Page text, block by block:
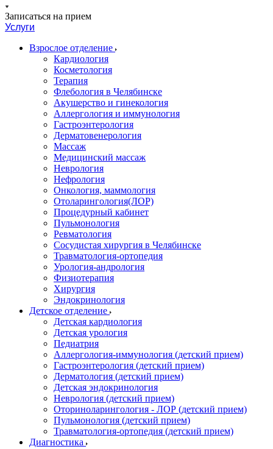
Записаться на прием
Услуги
Взрослое отделение
Кардиология
Косметология
Терапия
Флебология в Челябинске
Акушерство и гинекология
Аллергология и иммунология
Гастроэнтерология
Дерматовенерология
Массаж
Медицинский массаж
Неврология
Нефрология
Онкология, маммология
Отоларингология(ЛОР)
Процедурный кабинет
Пульмонология
Ревматология
Сосудистая хирургия в Челябинске
Травматология-ортопедия
Урология-андрология
Физиотерапия
Хирургия
Эндокринология
Детское отделение
Детская кардиология
Детская урология
Педиатрия
Аллергология-иммунология (детский прием)
Гастроэнтерология (детский прием)
Дерматология (детский прием)
Детская эндокринология
Неврология (детский прием)
Оториноларингология - ЛОР (детский прием)
Пульмонология (детский прием)
Травматология-ортопедия (детский прием)
Диагностика